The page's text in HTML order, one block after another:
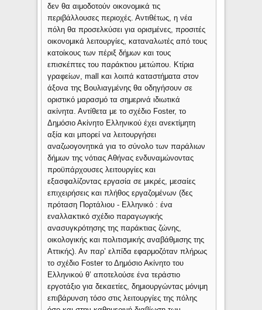
δεν θα αιμοδοτούν οικονομικά τις
περιβάλλουσες περιοχές. Αντιθέτως, η νέα
πόλη θα προσελκύσει για ορισμένες, προσιτές
οικονομικά λειτουργίες, καταναλωτές από τους
κατοίκους των πέριξ δήμων και τους
επισκέπτες του παράκτιου μετώπου. Κτίρια
γραφείων, mall και λοιπά καταστήματα στον
άξονα της Βουλιαγμένης θα οδηγήσουν σε
οριστικό μαρασμό τα σημερινά ιδιωτικά
ακίνητα. Αντίθετα με το σχέδιο Foster, το
Δημόσιο Ακίνητο Ελληνικού έχει ανεκτίμητη
αξία και μπορεί να λειτουργήσει
αναζωογονητικά για το σύνολο των παράλιων
δήμων της νότιας Αθήνας ενδυναμώνοντας
προϋπάρχουσες λειτουργίες και
εξασφαλίζοντας εργασία σε μικρές, μεσαίες
επιχειρήσεις και πλήθος εργαζομένων (δες
πρόταση Πορτάλιου - Ελληνικό : ένα
εναλλακτικό σχέδιο παραγωγικής
ανασυγκρότησης της παράκτιας ζώνης,
οικολογικής και πολιτισμικής αναβάθμισης της
Αττικής). Αν παρ’ ελπίδα εφαρμοζόταν πλήρως
το σχέδιο Foster το Δημόσιο Ακίνητο του
Ελληνικού θ’ αποτελούσε ένα τεράστιο
εργοτάξιο για δεκαετίες, δημιουργώντας μόνιμη
επιβάρυνση τόσο στις λειτουργίες της πόλης